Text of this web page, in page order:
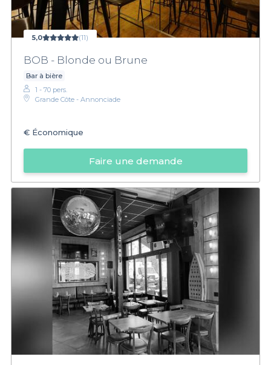
5,0 (11)
BOB - Blonde ou Brune
Bar à bière
1 - 70 pers.
Grande Côte - Annonciade
€ Économique
Faire une demande